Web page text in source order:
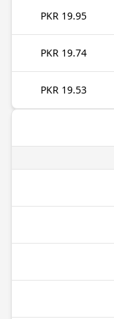
19.95 PKR
19.74 PKR
19.53 PKR